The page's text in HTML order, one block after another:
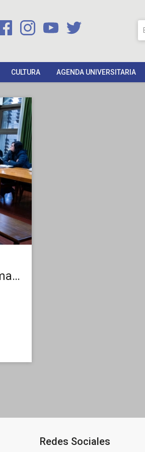
CULTURA AGENDA UNIVERSITARIA
Avanzan los espacios de participación en el marco del Programa de Adecuación e Integración de Normativa Institucional
Redes Sociales